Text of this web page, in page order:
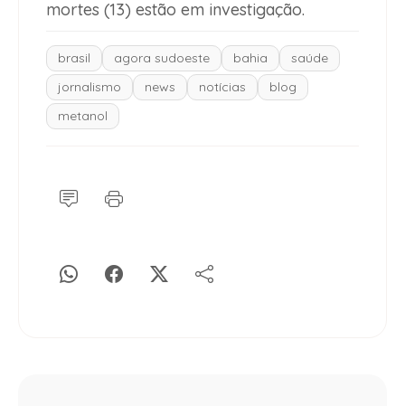
mortes (13) estão em investigação.
brasil agora sudoeste bahia
saúde
jornalismo
news notícias
blog
metanol